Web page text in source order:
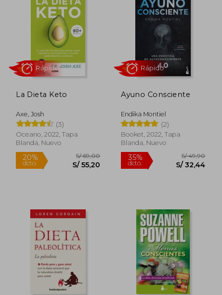
S/ 99,67
55%
dcto.
55%
La Dieta Keto
Axe, Josh
(3)
Oceano, 2022, Tapa
Blanda, Nuevo
Ayuno Consciente
Endika Montiel
(2)
Booket, 2022, Tapa
Blanda, Nuevo